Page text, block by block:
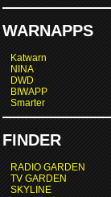
WARNAPPS
Katwarn
NINA
DWD
BIWAPP
Smarter
FINDER
RADIO GARDEN
TV GARDEN
SKYLINE